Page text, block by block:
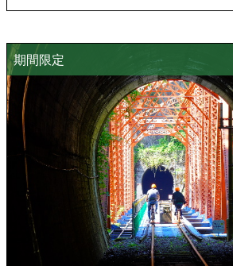
期間限定